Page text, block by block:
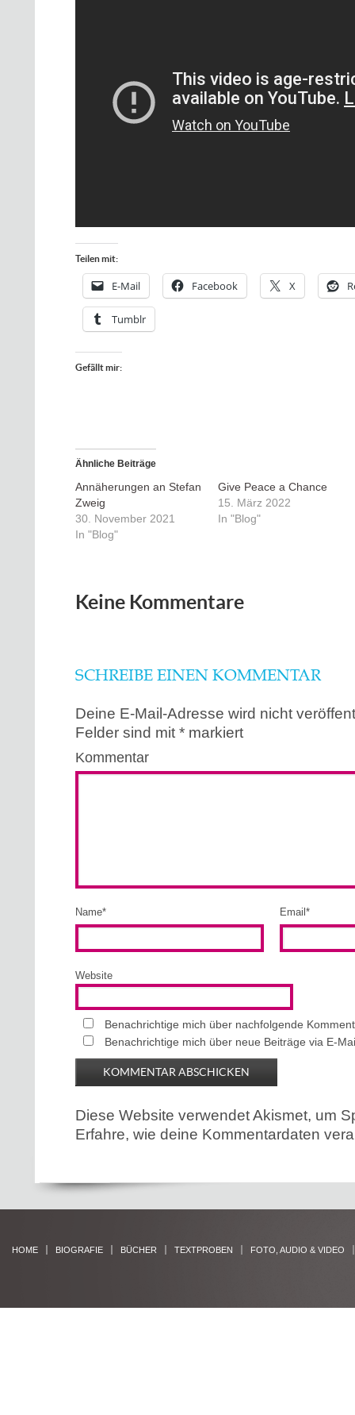
Teilen mit:
E-Mail Facebook X
Tumblr
Gefällt mir:
Ähnliche Beiträge
Annäherungen an Stefan
Zweig
30. November 2021
In "Blog"
Give Peace a Chance
15. März 2022
In "Blog"
Keine Kommentare
SCHREIBE EINEN KOMMENTAR
Deine E-Mail-Adresse wird nicht
Felder sind mit * markiert
Kommentar
Name* Email *
Website
Benachrichtige mich über nachfolgende
Benachrichtige mich über neue Beiträge via E-
Diese Website verwendet Akismet, um
Erfahre, wie deine Kommentardaten
HOME BIOGRAFIE BÜCHER TEXTPROBEN FOTO, AUDIO & VIDEO